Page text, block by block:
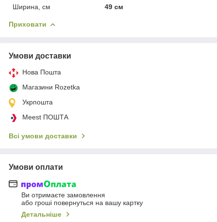
Ширина, см
49 см
Приховати
Умови доставки
Нова Пошта
Магазини Rozetka
Укрпошта
Meest ПОШТА
Всі умови доставки
Умови оплати
Ви отримаєте замовлення
або гроші повернуться на вашу картку
Детальніше